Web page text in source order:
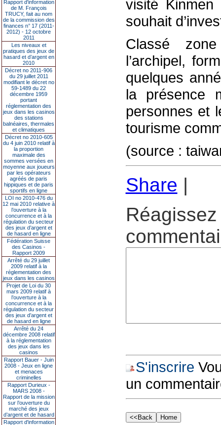
Rapport d'information
de M. François
TRUCY, fait au nom
de la commission des
finances n° 17 (2011-
2012) - 12 octobre
2011
Les niveaux et
pratiques des jeux de
hasard et d’argent en
2010
Décret no 2011-906
du 29 juillet 2011
modifiant le décret no
59-1489 du 22
décembre 1959
portant
réglementation des
jeux dans les casinos
des stations
balnéaires, thermales
et climatiques
Décret no 2010-605
du 4 juin 2010 relatif à
la proportion
maximale des
sommes versées en
moyenne aux joueurs
par les opérateurs
agréés de paris
hippiques et de paris
sportifs en ligne
LOI no 2010-476 du
12 mai 2010 relative à
l’ouverture à la
concurrence et à la
régulation du secteur
des jeux d’argent et
de hasard en ligne
Fédération Suisse
des Casinos -
Rapport 2009
Arrêté du 29 juillet
2009 relatif à la
réglementation des
jeux dans les casinos
Projet de Loi du 30
mars 2009 relatif à
l’ouverture à la
concurrence et à la
régulation du secteur
des jeux d’argent et
de hasard en ligne
Arrêté du 24
décembre 2008 relatif
à la réglementation
des jeux dans les
casinos
Rapport Bauer - Juin
2008 - Jeux en ligne
et menaces
criminelles
Rapport Durieux -
MARS 2008 -
Rapport de la mission
sur l’ouverture du
marché des jeux
d’argent et de hasard
Rapport d'information
visité
souhait
Classé
l’archipel,
quelques
la présence
personnes et
tourisme
(source :
Share |
S'inscrire
un